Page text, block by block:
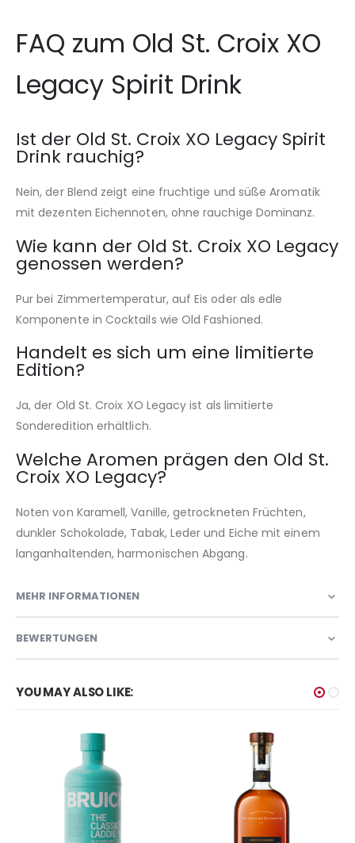
FAQ zum Old St. Croix XO
Legacy Spirit Drink
Ist der Old St. Croix XO Legacy Spirit
Drink rauchig?
Nein, der Blend zeigt eine fruchtige und süße Aromatik
mit dezenten Eichennoten, ohne rauchige Dominanz.
Wie kann der Old St. Croix XO Legacy
genossen werden?
Pur bei Zimmertemperatur, auf Eis oder als edle
Komponente in Cocktails wie Old Fashioned.
Handelt es sich um eine limitierte
Edition?
Ja, der Old St. Croix XO Legacy ist als limitierte
Sonderedition erhältlich.
Welche Aromen prägen den Old St.
Croix XO Legacy?
Noten von Karamell, Vanille, getrockneten Früchten,
dunkler Schokolade, Tabak, Leder und Eiche mit einem
langanhaltenden, harmonischen Abgang.
MEHR INFORMATIONEN
BEWERTUNGEN
YOU MAY ALSO LIKE: